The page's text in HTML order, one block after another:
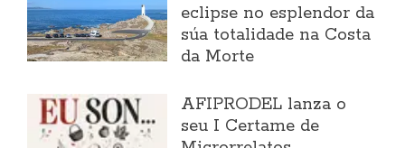
eclipse no esplendor da
súa totalidade na Costa
da Morte
AFIPRODEL lanza o
seu I Certame de